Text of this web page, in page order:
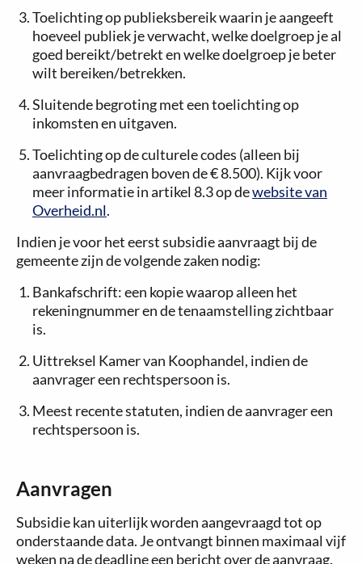
Toelichting op publieksbereik waarin je aangeeft
hoeveel publiek je verwacht, welke doelgroep je al
goed bereikt/betrekt en welke doelgroep je beter
wilt bereiken/betrekken.
Sluitende begroting met een toelichting op
inkomsten en uitgaven.
Toelichting op de culturele codes (alleen bij
aanvraagbedragen boven de € 8.500). Kijk voor
meer informatie in artikel 8.3 op dewebsite van
Overheid.nl.
Indien je voor het eerst subsidie aanvraagt bij de
gemeente zijn de volgende zaken nodig:
Bankafschrift: een kopie waarop alleen het
rekeningnummer en de tenaamstelling zichtbaar
is.
Uittreksel Kamer van Koophandel, indien de
aanvrager een rechtspersoon is.
Meest recente statuten, indien de aanvrager een
rechtspersoon is.
Aanvragen
Subsidie kan uiterlijk worden aangevraagd tot op
onderstaande data. Je ontvangt binnen maximaal vijf
weken na de deadline een bericht over de aanvraag.